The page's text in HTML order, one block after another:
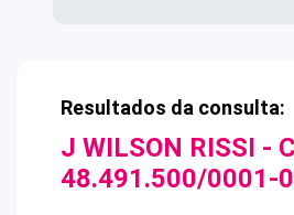
Resultados da consulta:
J WILSON RISSI -
48.491.500/0001-